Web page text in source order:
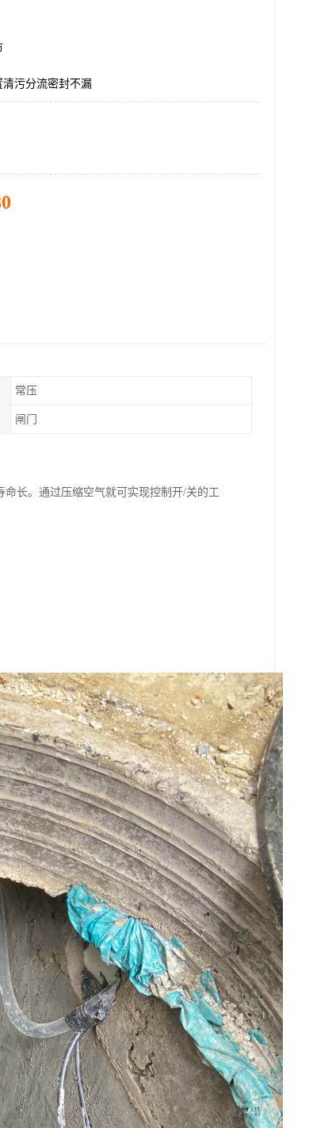
污分流密封不漏
常压
闸门
长。通过压缩空气就可实现控制开/关的工